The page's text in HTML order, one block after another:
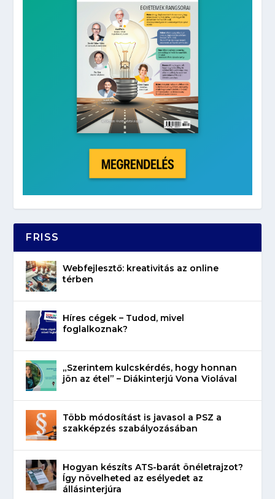
FRISS
Webfejlesztő: kreativitás az online
térben
Híres cégek – Tudod, mivel
foglalkoznak?
„Szerintem kulcskérdés, hogy honnan
jön az étel” – Diákinterjú Vona Violával
Több módosítást is javasol a PSZ a
szakképzés szabályozásában
Hogyan készíts ATS-barát önéletrajzot?
Így növelheted az esélyedet az
állásinterjúra